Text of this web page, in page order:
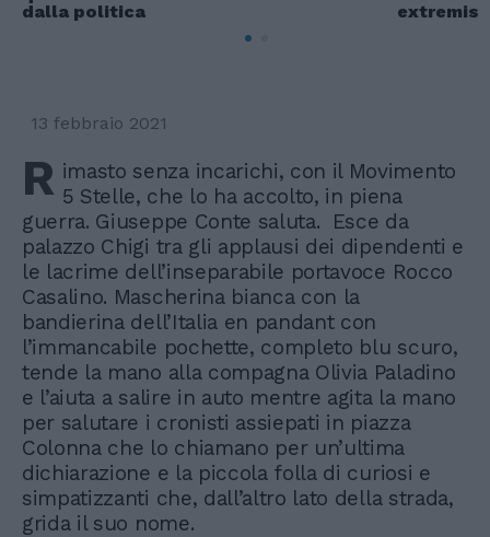
dalla politica
extremis
13 febbraio 2021
R imasto senza incarichi, con il Movimento
5 Stelle, che lo ha accolto, in piena
guerra. Giuseppe Conte saluta. Esce da
palazzo Chigi tra gli applausi dei dipendenti e
le lacrime dell’inseparabile portavoce Rocco
Casalino. Mascherina bianca con la
bandierina dell’Italia en pandant con
l’immancabile pochette, completo blu scuro,
tende la mano alla compagna Olivia Paladino
e l’aiuta a salire in auto mentre agita la mano
per salutare i cronisti assiepati in piazza
Colonna che lo chiamano per un’ultima
dichiarazione e la piccola folla di curiosi e
simpatizzanti che, dall’altro lato della strada,
grida il suo nome.